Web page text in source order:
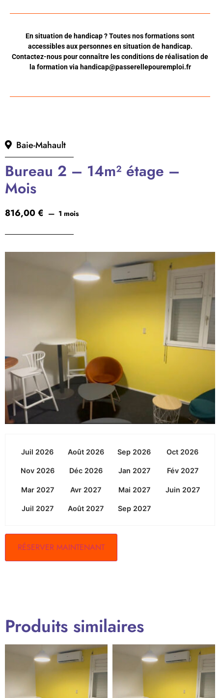
En situation de handicap ? Toutes nos formations sont
accessibles aux personnes en situation de handicap.
Contactez-nous pour connaître les conditions de réalisation de
la formation via handicap@passerellepouremploi.fr
Baie-Mahault
Bureau 2 – 14m² étage –
Mois
816,00€ 1 mois
Juil 2026 Août 2026 Sep 2026 Oct 2026
Nov 2026 Déc 2026 Jan 2027 Fév 2027
Mar 2027 Avr 2027 Mai 2027 Juin 2027
Juil 2027 Août 2027 Sep 2027
RÉSERVER MAINTENANT
Produits similaires